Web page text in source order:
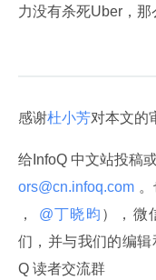
力没有杀死Uber，那
感谢杜小芳对本文的
给InfoQ 中文站投稿
ors@cn.infoq.com
，
@丁晓昀 ），微
们，并与我们的编
Q 读者交流群